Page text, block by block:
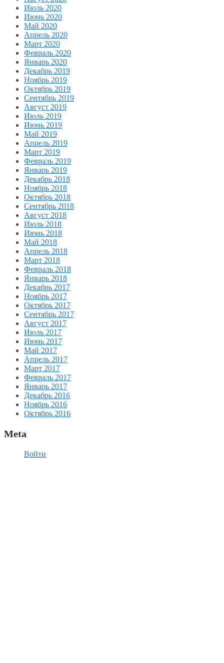
Июль 2020
Июнь 2020
Май 2020
Апрель 2020
Март 2020
Февраль 2020
Январь 2020
Декабрь 2019
Ноябрь 2019
Октябрь 2019
Сентябрь 2019
Август 2019
Июль 2019
Июнь 2019
Май 2019
Апрель 2019
Март 2019
Февраль 2019
Январь 2019
Декабрь 2018
Ноябрь 2018
Октябрь 2018
Сентябрь 2018
Август 2018
Июль 2018
Июнь 2018
Май 2018
Апрель 2018
Март 2018
Февраль 2018
Январь 2018
Декабрь 2017
Ноябрь 2017
Октябрь 2017
Сентябрь 2017
Август 2017
Июль 2017
Июнь 2017
Май 2017
Апрель 2017
Март 2017
Февраль 2017
Январь 2017
Декабрь 2016
Ноябрь 2016
Октябрь 2016
Meta
Войти